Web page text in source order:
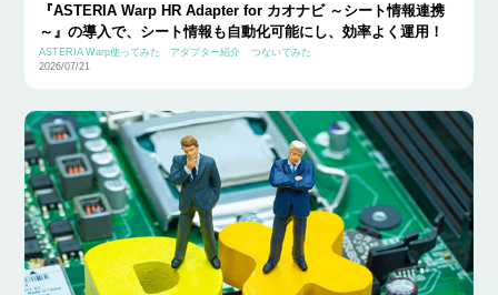
『ASTERIA Warp HR Adapter for カオナビ ～シート情報連携
～』の導入で、シート情報も自動化可能にし、効率よく運用！
ASTERIA Warp使ってみた アダプター紹介
つないでみた
2026/07/21